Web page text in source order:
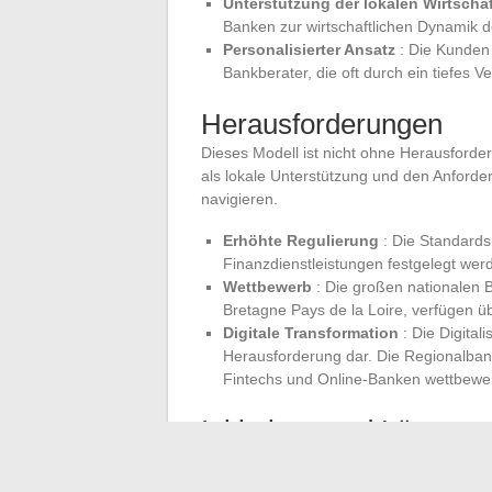
Banken zur wirtschaftlichen Dynamik
Personalisierter Ansatz : Die
Bankberater, die oft durch ein tiefes
Herausforderungen
Dieses Modell ist nicht ohne
als lokale Unterstützung und den
navigieren.
Erhöhte Regulierung : Die
Finanzdienstleistungen festgelegt
Wettbewerb : Die großen nationalen
Bretagne Pays de la Loire, verfügen
Digitale Transformation : Die
Herausforderung dar. Die
Fintechs und Online-Banken
Initiativen und